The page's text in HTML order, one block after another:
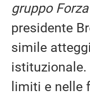
gruppo
presidente
simile
istituzionale.
limiti e nelle